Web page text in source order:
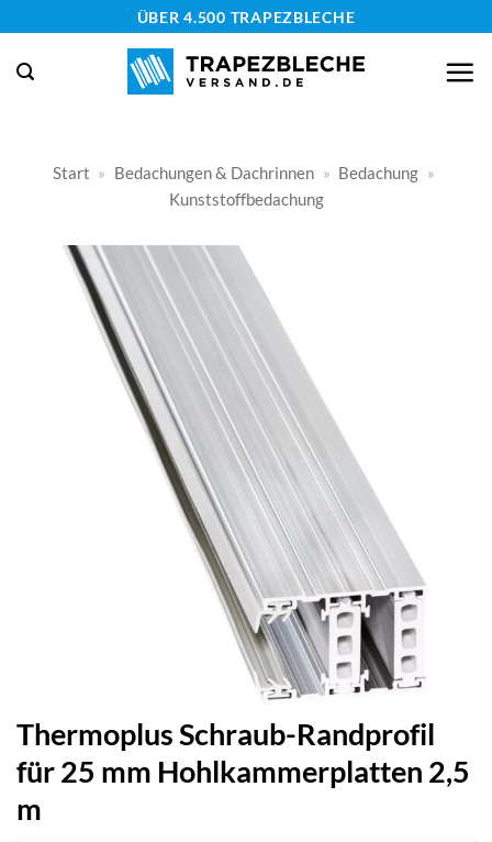
springen
ÜBER 4.500 TRAPEZBLECHE
Start » Bedachungen & Dachrinnen » Bedachung »
Kunststoffbedachung
Thermoplus Schraub-Randprofil
für 25 mm Hohlkammerplatten 2,5
m